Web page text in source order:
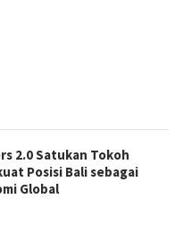
2.0 Satukan Tokoh
Posisi Bali sebagai
Global